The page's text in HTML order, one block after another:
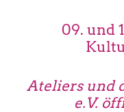
09. und
Ateliers und
e.V.